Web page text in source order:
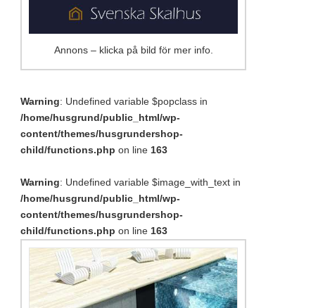
Annons – klicka på bild för mer info.
Warning: Undefined variable $popclass in
/home/husgrund/public_html/wp-
content/themes/husgrundershop-
child/functions.php on line 163
Warning: Undefined variable $image_with_text in
/home/husgrund/public_html/wp-
content/themes/husgrundershop-
child/functions.php on line 163